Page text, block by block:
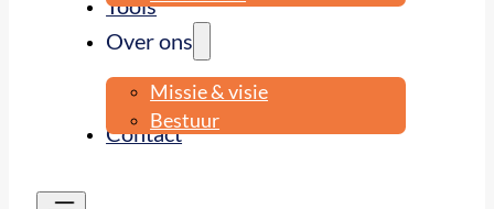
Tools
Over ons
Missie & visie
Bestuur
Contact